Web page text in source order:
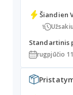
Šiandien
Standartinis
rugpjūčio